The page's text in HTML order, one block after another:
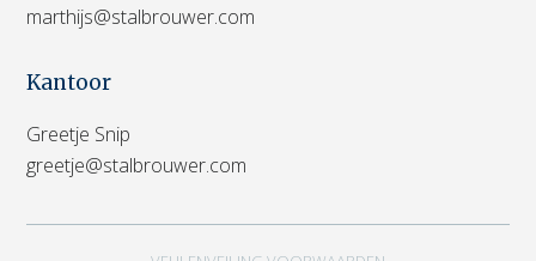
marthijs@stalbrouwer.com
Kantoor
Greetje Snip
greetje@stalbrouwer.com